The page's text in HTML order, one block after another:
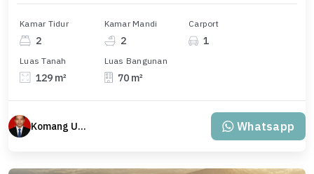
Kamar Tidur
2
Kamar Mandi
2
Carport
1
Luas Tanah
129 m²
Luas Bangunan
70 m²
Komang Udiana Whatsapp